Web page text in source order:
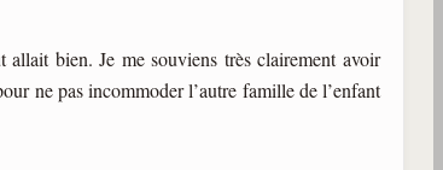
bien. Je me souviens très clairement avoir
ne pas incommoder l’autre famille de l’enfant